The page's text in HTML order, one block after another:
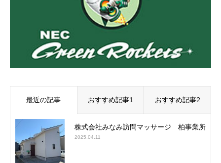
最近の記事 おすすめ記事1 おすすめ記事2
株式会社みなみ訪問マッサージ 柏事業所
2025.04.11